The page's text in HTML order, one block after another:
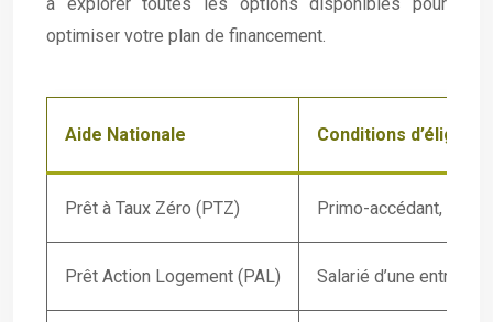
optimiser votre plan de financement.
Aide Nationale Conditions
Prêt à Taux Zéro (PTZ) Primo-accédant,
Prêt Action Logement (PAL) Salarié d’une